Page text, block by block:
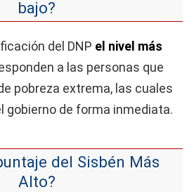
bajo?
del DNP el nivel más
a las personas que
pobreza extrema, las cuales
gobierno de forma inmediata.
del Sisbén Más
Alto?